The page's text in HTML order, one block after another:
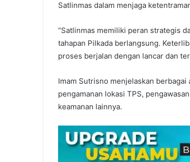
Satlinmas dalam menjaga
“Satlinmas memiliki peran strategis
tahapan Pilkada berlangsung.
proses berjalan dengan lancar dan
Imam Sutrisno menjelaskan
pengamanan lokasi TPS,
keamanan lainnya.